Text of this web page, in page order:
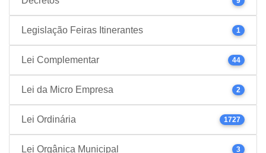
Legislação Feiras Itinerantes 1
Lei Complementar 44
Lei da Micro Empresa 2
Lei Ordinária 1727
Lei Orgânica Municipal 3